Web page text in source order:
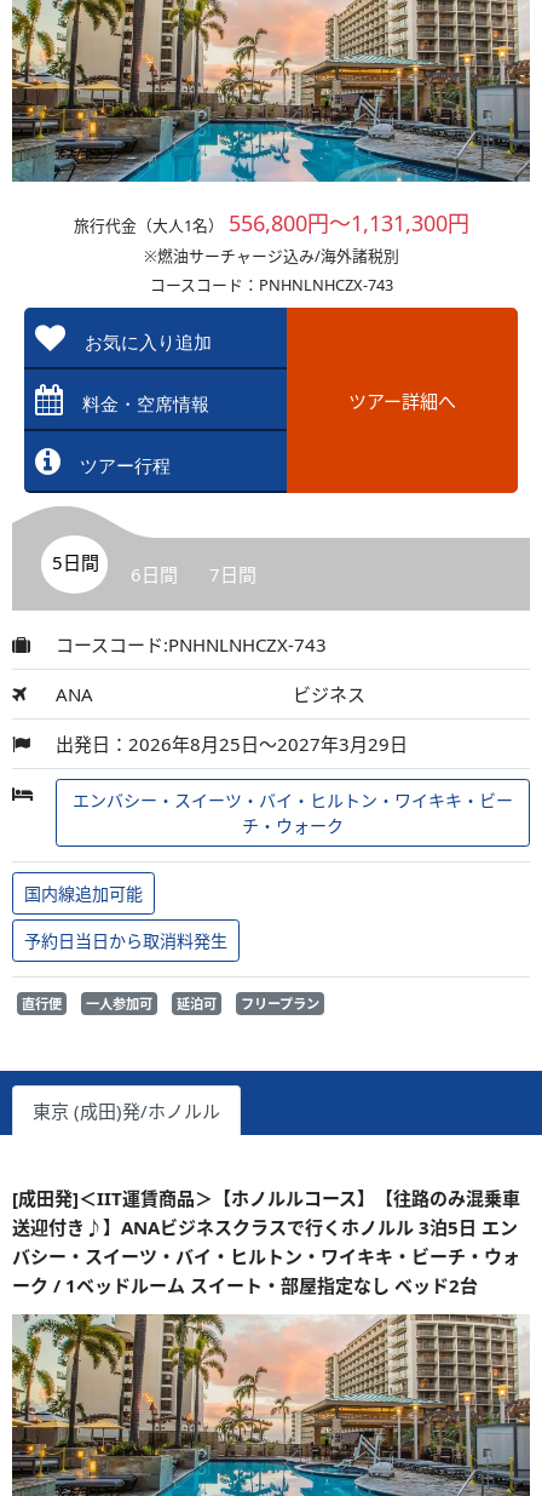
旅行代金（大人1名） 556,800円～1,131,300円
※燃油サーチャージ込み/海外諸税別
コースコード：PNHNLNHCZX-743
お気に入り追加
料金・空席情報
ツアー行程
ツアー詳細へ
5日間 6日間 7日間
コースコード:PNHNLNHCZX-743
ANA ビジネス
出発日：2026年8月25日～2027年3月29日
エンバシー・スイーツ・バイ・ヒルトン・ワイキキ・ビー
チ・ウォーク
国内線追加可能
予約日当日から取消料発生
直行便 一人参加可 延泊可 フリープラン
東京 (成田)発/ホノルル
[成田発]＜IIT運賃商品＞【ホノルルコース】【往路のみ混乗車
送迎付き♪】ANAビジネスクラスで行くホノルル 3泊5日 エン
バシー・スイーツ・バイ・ヒルトン・ワイキキ・ビーチ・ウォ
ーク / 1ベッドルーム スイート・部屋指定なし ベッド2台